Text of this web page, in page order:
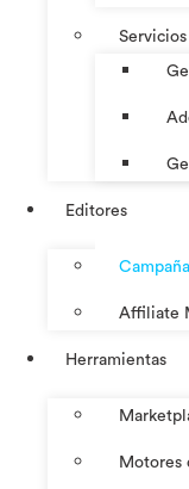
Editores
Affiliate
Herramientas
Motores